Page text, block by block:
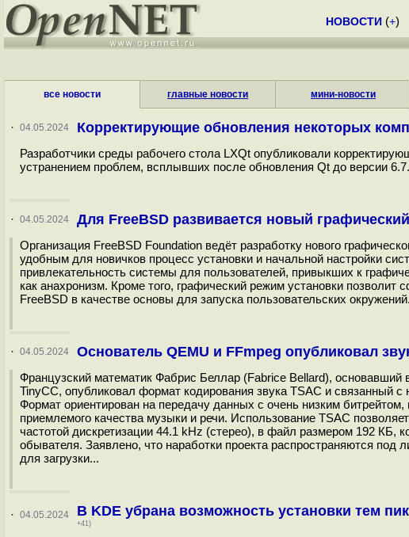
НОВОСТИ (+)
все новости главные новости мини-новости
· 04.05.2024 Корректирующие обновления некоторых
Разработчики среды рабочего стола LXQt опубликовали
устранением проблем, всплывших после обновления Qt до версии
· 04.05.2024 Для FreeBSD развивается новый
Организация FreeBSD Foundation ведёт разработку нового
удобным для новичков процесс установки и начальной настройки
привлекательность системы для пользователей, привыкших к
как анахронизм. Кроме того, графический режим установки
FreeBSD в качестве основы для запуска пользовательских
· 04.05.2024 Основатель QEMU и FFmpeg опубликовал
Французский математик Фабрис Беллар (Fabrice Bellard),
TinyCC, опубликовал формат кодирования звука TSAC и связанный
Формат ориентирован на передачу данных с очень низким
приемлемого качества музыки и речи. Использование TSAC
частотой дискретизации 44.1 kHz (стерео), в файл размером 192 КБ,
обывателя. Заявлено, что наработки проекта распространяются
для загрузки...
· 04.05.2024 В KDE убрана возможность установки тем
+41)